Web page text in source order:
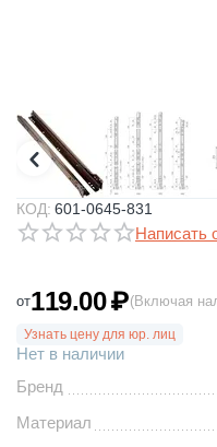
КОД: 601-0645-831
Написать
от119.00₽(Включая
Узнать цену для юр. лиц
Нет в наличии
Бренд
Материал